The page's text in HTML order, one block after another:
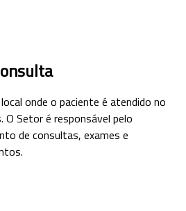
onde o paciente é atendido no
O Setor é responsável pelo
de consultas, exames e